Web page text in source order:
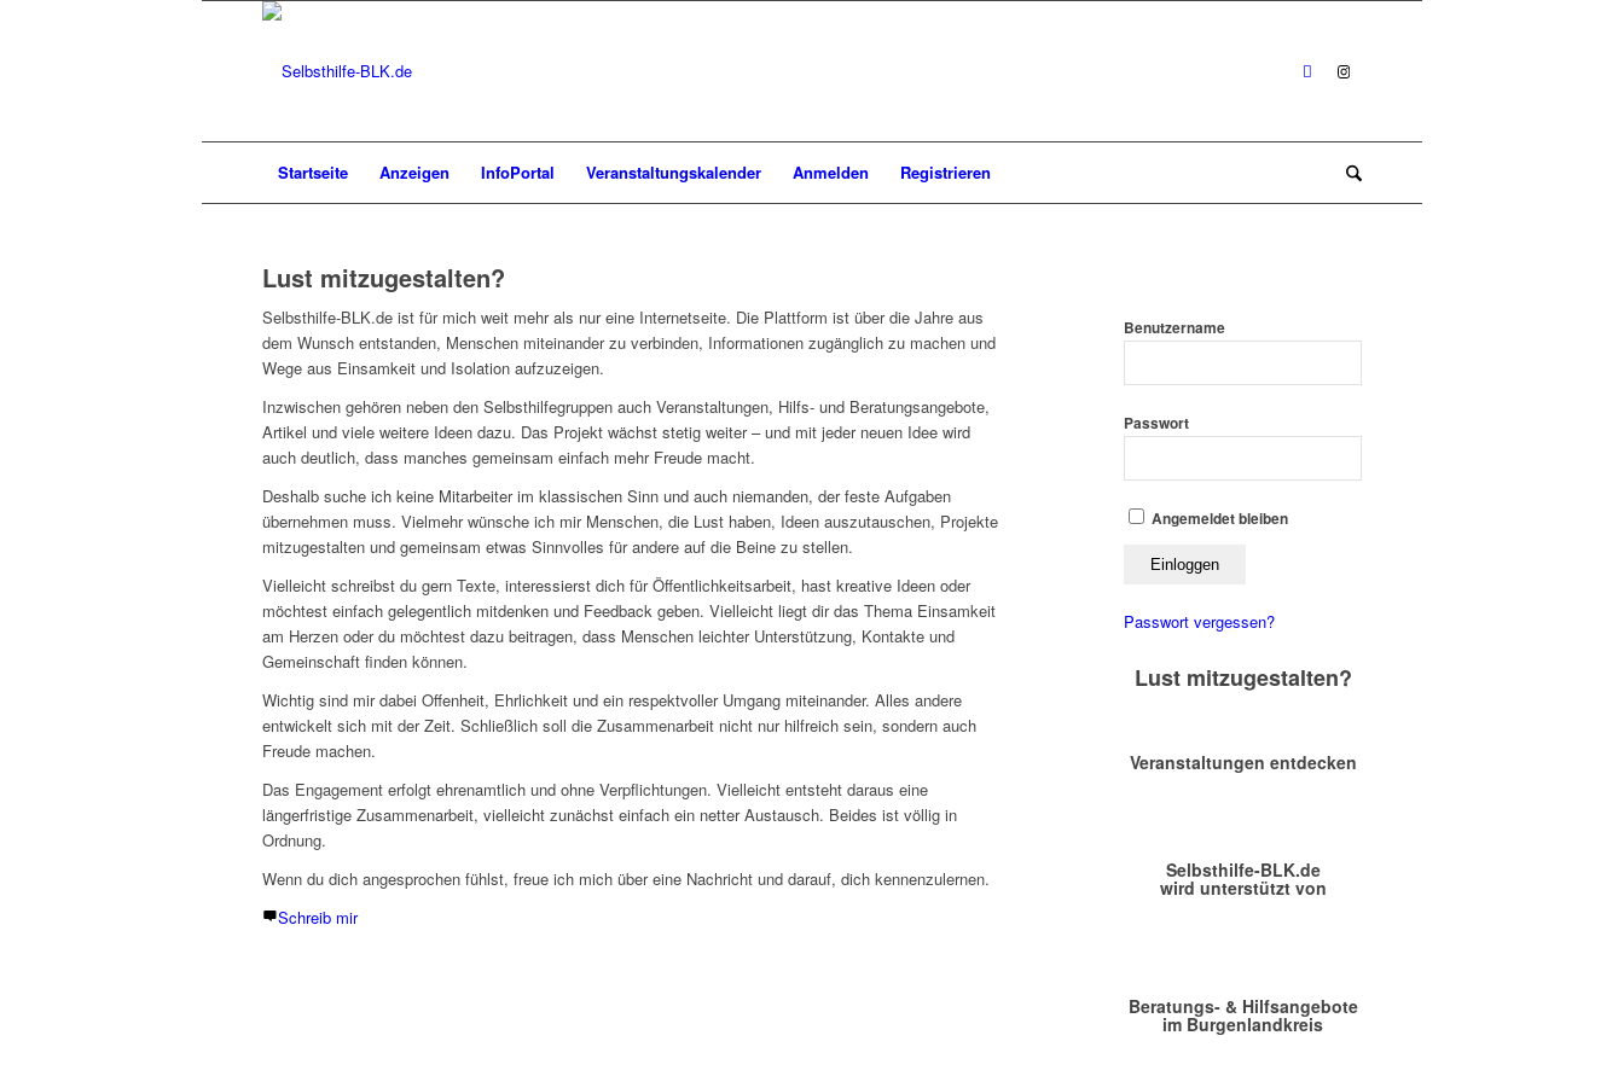
Startseite Anzeigen InfoPortal Veranstaltungskalender Anmelden Registrieren
Lust mitzugestalten?
Selbsthilfe-BLK.de ist für mich weit mehr als nur eine Internetseite. Die Plattform ist über die Jahre aus
dem Wunsch entstanden, Menschen miteinander zu verbinden, Informationen zugänglich zu machen und
Wege aus Einsamkeit und Isolation aufzuzeigen.
Inzwischen gehören neben den Selbsthilfegruppen auch Veranstaltungen, Hilfs- und Beratungsangebote,
Artikel und viele weitere Ideen dazu. Das Projekt wächst stetig weiter – und mit jeder neuen Idee wird
auch deutlich, dass manches gemeinsam einfach mehr Freude macht.
Deshalb suche ich keine Mitarbeiter im klassischen Sinn und auch niemanden, der feste Aufgaben
übernehmen muss. Vielmehr wünsche ich mir Menschen, die Lust haben, Ideen auszutauschen, Projekte
mitzugestalten und gemeinsam etwas Sinnvolles für andere auf die Beine zu stellen.
Vielleicht schreibst du gern Texte, interessierst dich für Öffentlichkeitsarbeit, hast kreative Ideen oder
möchtest einfach gelegentlich mitdenken und Feedback geben. Vielleicht liegt dir das Thema Einsamkeit
am Herzen oder du möchtest dazu beitragen, dass Menschen leichter Unterstützung, Kontakte und
Gemeinschaft finden können.
Wichtig sind mir dabei Offenheit, Ehrlichkeit und ein respektvoller Umgang miteinander. Alles andere
entwickelt sich mit der Zeit. Schließlich soll die Zusammenarbeit nicht nur hilfreich sein, sondern auch
Freude machen.
Das Engagement erfolgt ehrenamtlich und ohne Verpflichtungen. Vielleicht entsteht daraus eine
längerfristige Zusammenarbeit, vielleicht zunächst einfach ein netter Austausch. Beides ist völlig in
Ordnung.
Wenn du dich angesprochen fühlst, freue ich mich über eine Nachricht und darauf, dich kennenzulernen.
Schreib mir
Benutzername
Passwort
Angemeldet bleiben
Passwort vergessen?
Lust mitzugestalten?
Veranstaltungen entdecken
Selbsthilfe-BLK.de
wird unterstützt von
Beratungs- & Hilfsangebote
im Burgenlandkreis